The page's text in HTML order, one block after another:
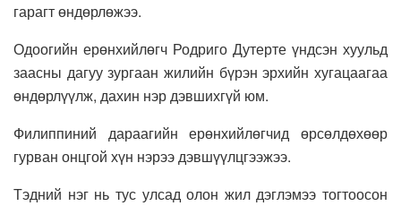
гарагт өндөрлөжээ.
Одоогийн ерөнхийлөгч Родриго Дутерте үндсэн хуульд
заасны дагуу зургаан жилийн бүрэн эрхийн хугацаагаа
өндөрлүүлж, дахин нэр дэвшихгүй юм.
Филиппиний дараагийн ерөнхийлөгчид өрсөлдөхөөр
гурван онцгой хүн нэрээ дэвшүүлцгээжээ.
Тэдний нэг нь тус улсад олон жил дэглэмээ тогтоосон